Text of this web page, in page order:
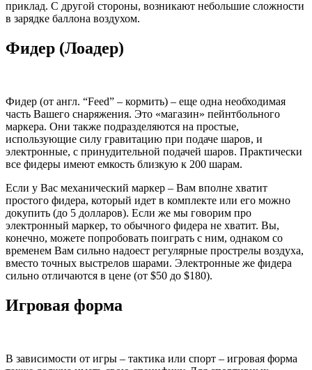
приклад. С другой стороны, возникают небольшие сложности
в зарядке баллона воздухом.
Фидер (Лоадер)
Фидер (от англ. “Feed” – кормить) – еще одна необходимая
часть Вашего снаряжения. Это «магазин» пейнтбольного
маркера. Они также подразделяются на простые,
использующие силу гравитацию при подаче шаров, и
электронные, с принудительной подачей шаров. Практически
все фидеры имеют емкость близкую к 200 шарам.
Если у Вас механический маркер – Вам вполне хватит
простого фидера, который идет в комплекте или его можно
докупить (до 5 долларов). Если же мы говорим про
электронный маркер, то обычного фидера не хватит. Вы,
конечно, можете попробовать поиграть с ним, однаком со
временем Вам сильно надоест регулярные прострелы воздуха,
вместо точных выстрелов шарами. Электронные же фидера
сильно отличаются в цене (от $50 до $180).
Игровая форма
В зависимости от игры – тактика или спорт – игровая форма